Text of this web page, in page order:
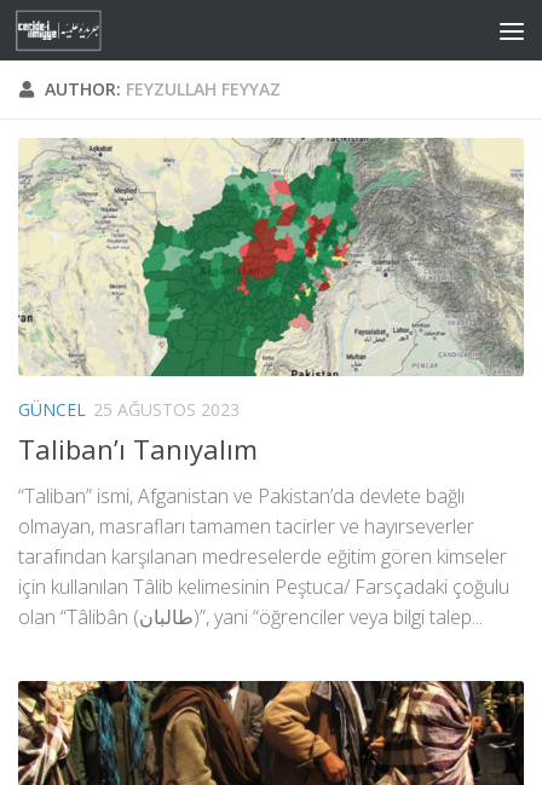
Skip to content
AUTHOR: FEYZULLAH FEYYAZ
GÜNCEL 25 AĞUSTOS 2023
Taliban’ı Tanıyalım
“Taliban” ismi, Afganistan ve Pakistan’da devlete bağlı
olmayan, masrafları tamamen tacirler ve hayırseverler
tarafından karşılanan medreselerde eğitim gören kimseler
için kullanılan Tâlib kelimesinin Peştuca/ Farsçadaki çoğulu
olan “Tâlibân (طالبان)”, yani “öğrenciler veya bilgi talep...